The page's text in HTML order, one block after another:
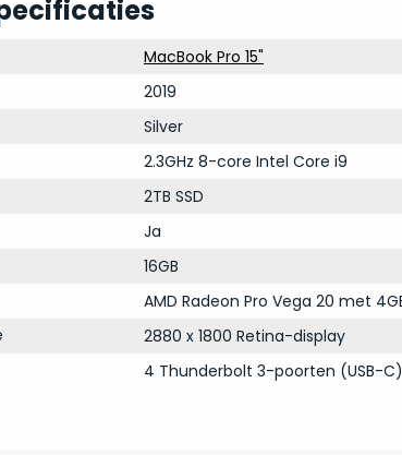
MacBook Pro 15"
2019
Silver
2.3GHz 8-core Intel Core i9
2TB SSD
Ja
16GB
AMD Radeon Pro Vega 20 met
2880 x 1800 Retina-display
4 Thunderbolt 3-poorten (USB-C)